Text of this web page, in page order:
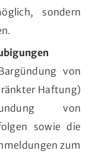
sondern
von
Haftung)
von
sowie die
zum